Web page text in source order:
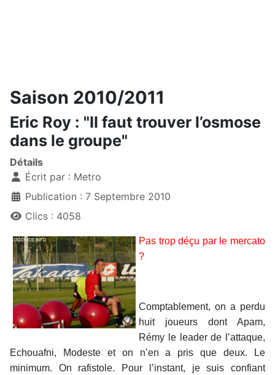
Saison 2010/2011
Eric Roy : "Il faut trouver l’osmose
dans le groupe"
Détails
Écrit par : Metro
Publication : 7 Septembre 2010
Clics : 4058
Pas trop déçu par le mercato
?
Comptablement, on a perdu
huit joueurs dont Apam,
Rémy le leader de l’attaque,
Echouafni, Modeste et on n’en a pris que deux. Le
minimum. On rafistole. Pour l’instant, je suis confiant